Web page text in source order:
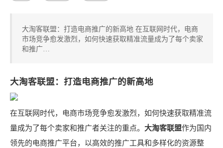
大淘客联盟：打造电商推广的新高地 在互联网时代，电商
市场竞争愈发激烈，如何快速获取精准流量成为了每个卖家
和推广…
大淘客联盟：打造电商推广的新高地
在互联网时代，电商市场竞争愈发激烈，如何快速获取精准流
量成为了每个卖家和推广者关注的重点。 大淘客联盟作为国内
领先的电商推广平台，以高效的推广工具和多样化的资源整